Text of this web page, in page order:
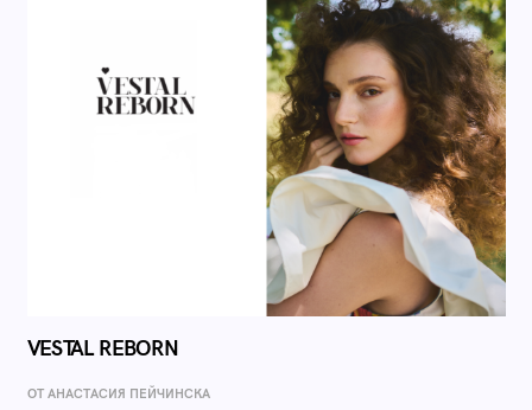
VESTAL REBORN
ОТ AНАСТАСИЯ ПЕЙЧИНСКА